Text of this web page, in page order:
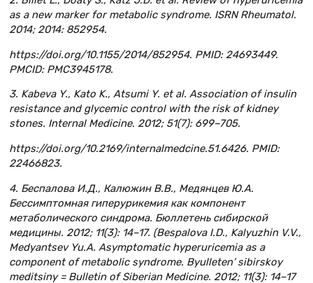
as a new marker for metabolic syndrome. ISRN Rheumatol.
2014; 2014: 852954.
https://doi.org/10.1155/2014/852954. PMID: 24693449.
PMCID: PMC3945178.
3. Kabeva Y., Kato K., Atsumi Y. et al. Association of insulin
resistance and glycemic control with the risk of kidney
stones. Internal Medicine. 2012; 51(7): 699–705.
https://doi.org/10.2169/internalmedcine.51.6426. PMID:
22466823.
4. Беспалова И.Д., Калюжин В.В., Медянцев Ю.А.
Бессимптомная гиперурикемия как компонент
метаболического синдрома. Бюллетень сибирской
медицины. 2012; 11(3): 14–17. (Bespalova I.D., Kalyuzhin V.V.,
Medyantsev Yu.A. Asymptomatic hyperuricemia as a
component of metabolic syndrome. Byulleten’ sibirskoy
meditsiny = Bulletin of Siberian Medicine. 2012; 11(3): 14–17